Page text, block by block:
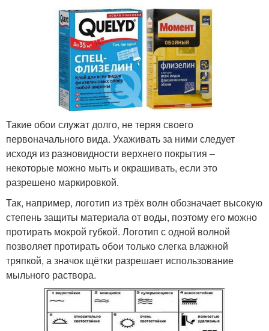
Такие обои служат долго, не теряя своего
первоначального вида. Ухаживать за ними следует
исходя из разновидности верхнего покрытия –
некоторые можно мыть и окрашивать, если это
разрешено маркировкой.
Так, например, логотип из трёх волн обозначает высокую
степень защиты материала от воды, поэтому его можно
протирать мокрой губкой. Логотип с одной волной
позволяет протирать обои только слегка влажной
тряпкой, а значок щётки разрешает использование
мыльного раствора.